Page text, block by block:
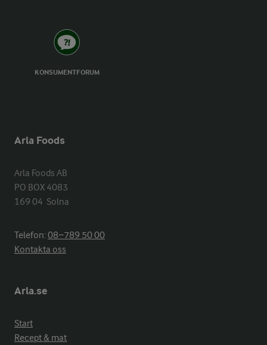
KONSUMENTFORUM
Arla Foods
Arla Foods AB
PO BOX 4083
169 04  Solna
Telefon:08−789 50 00
Kontakta oss
Arla.se
Start
Recept & mat